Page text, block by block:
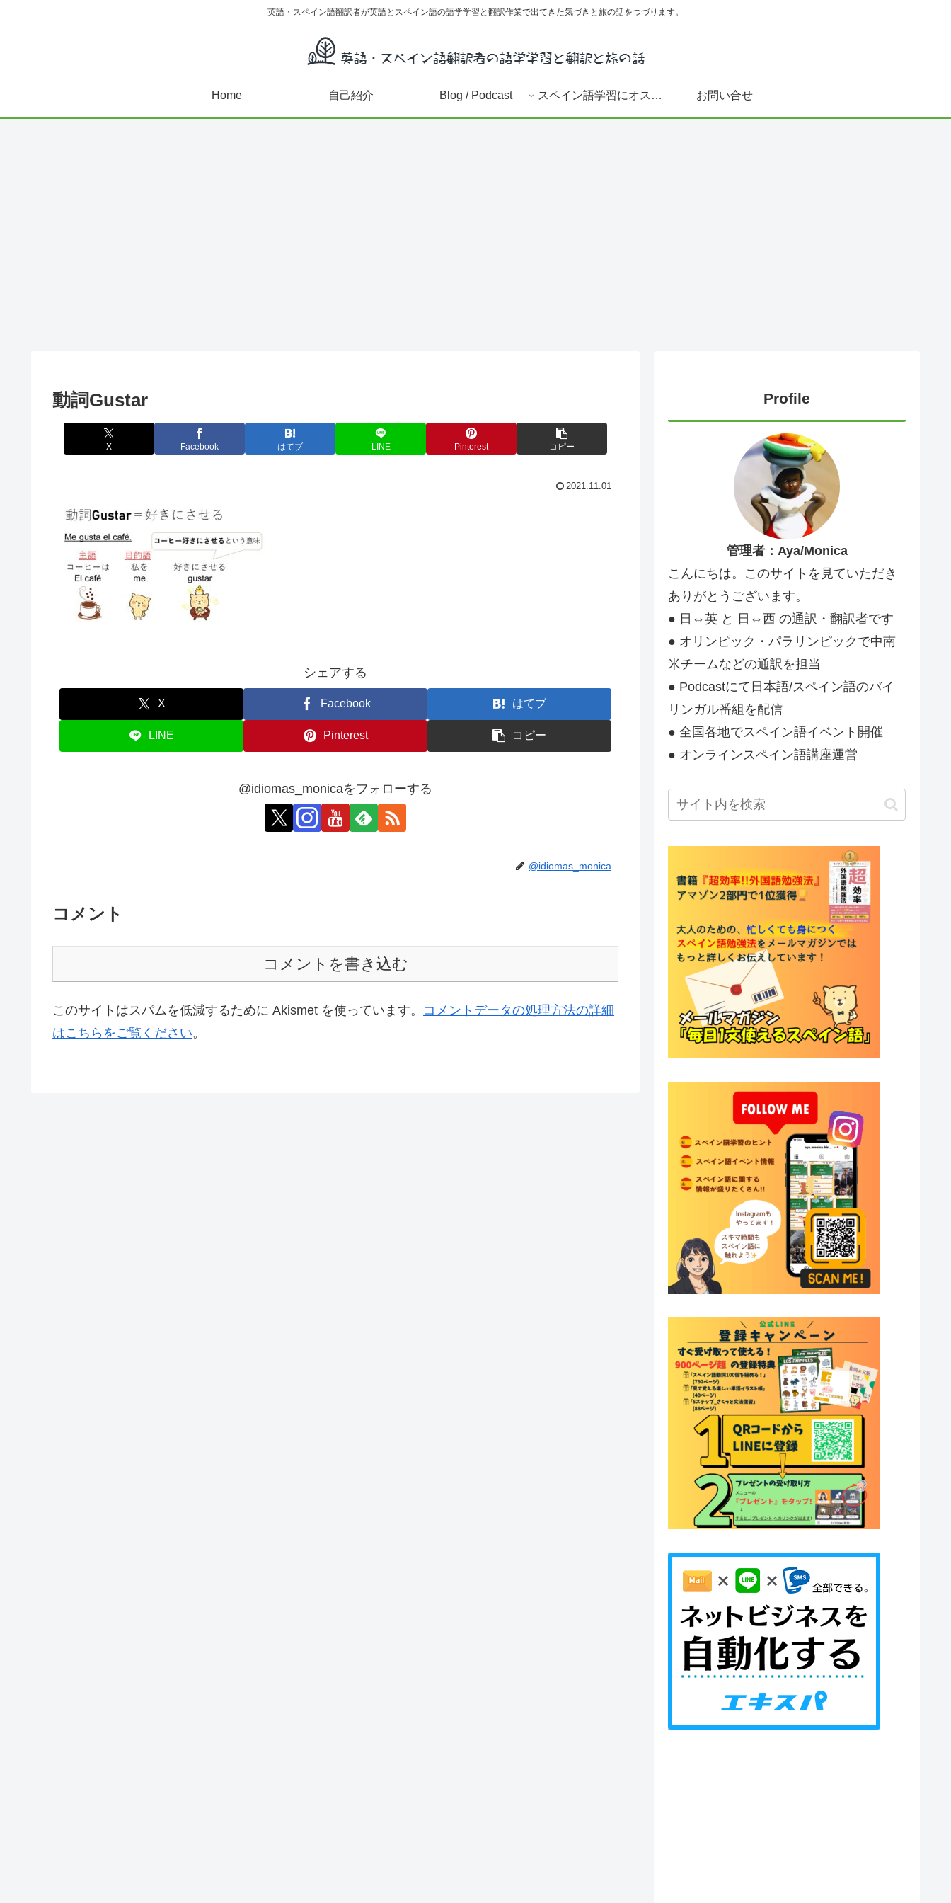
英語・スペイン語翻訳者が英語とスペイン語の語学学習と翻訳作業で出てきた気づきと旅の話をつづります。
Home 自己紹介 Blog / Podcast スペイン語学習にオススメ書籍(文法～DELE対策まで) お問い合せ
動詞Gustar
X Facebook はてブ LINE Pinterest コピー
2021.11.01
シェアする
X Facebook はてブ
LINE Pinterest コピー
@idiomas_monicaをフォローする
@idiomas_monica
コメント
コメントを書き込む
このサイトはスパムを低減するために Akismet を使っています。 コメントデータの処理方法の詳細
はこちらをご覧ください。
Profile
管理者：Aya/Monica
こんにちは。このサイトを見ていただき
ありがとうございます。
● 日⇔英 と 日⇔西 の通訳・翻訳者です
● オリンピック・パラリンピックで中南
米チームなどの通訳を担当
● Podcastにて日本語/スペイン語のバイ
リンガル番組を配信
● 全国各地でスペイン語イベント開催
● オンラインスペイン語講座運営